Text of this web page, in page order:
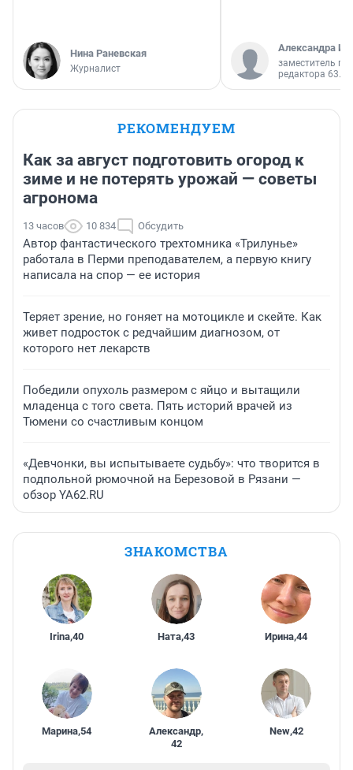
Нина Раневская
Журналист
Александра
заместитель
редактора 63.RU
РЕКОМЕНДУЕМ
Как за август подготовить огород к
зиме и не потерять урожай — советы
агронома
13 часов 10 834 Обсудить
Автор фантастического трехтомника «Трилунье»
работала в Перми преподавателем, а первую книгу
написала на спор — ее история
Теряет зрение, но гоняет на мотоцикле и скейте. Как
живет подросток с редчайшим диагнозом, от
которого нет лекарств
Победили опухоль размером с яйцо и вытащили
младенца с того света. Пять историй врачей из
Тюмени со счастливым концом
«Девчонки, вы испытываете судьбу»: что творится в
подпольной рюмочной на Березовой в Рязани —
обзор YA62.RU
ЗНАКОМСТВА
Irina,40 Ната,43 Ирина,44
Марина,54 Александр,
42
New,42